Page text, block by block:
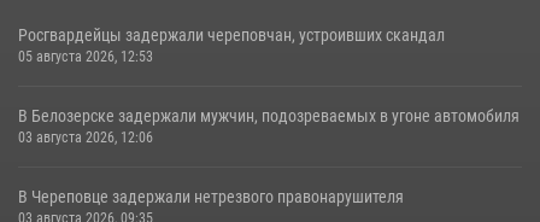
Росгвардейцы задержали череповчан, устроивших скандал
05 августа 2026, 12:53
В Белозерске задержали мужчин, подозреваемых в угоне автомобиля
03 августа 2026, 12:06
В Череповце задержали нетрезвого правонарушителя
03 августа 2026, 09:35